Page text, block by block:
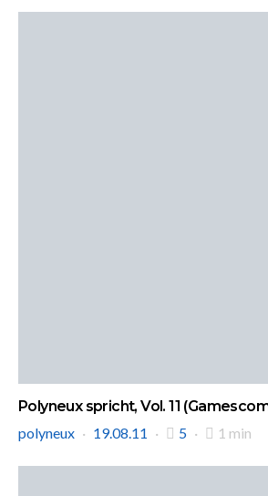
Polyneux spricht, Vol. 11
polyneux
19.08.11 5 1 min